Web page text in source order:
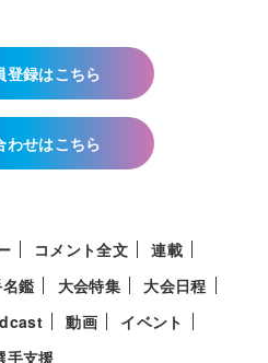
登録はこちら
わせはこちら
コメント全文
連載
鑑 大会特集
大会日程
動画
イベント
手支援